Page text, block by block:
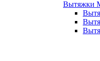
Вытяжки